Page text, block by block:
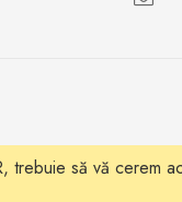
trebuie să vă cerem